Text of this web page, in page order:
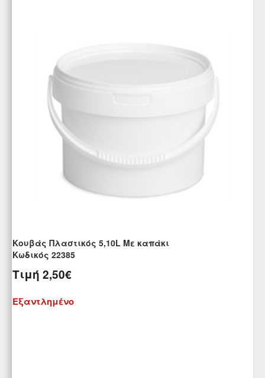
Κουβάς Πλαστικός 5,10L Με καπάκι
Kωδικός 22385
Τιμή 2,50€
Εξαντλημένο